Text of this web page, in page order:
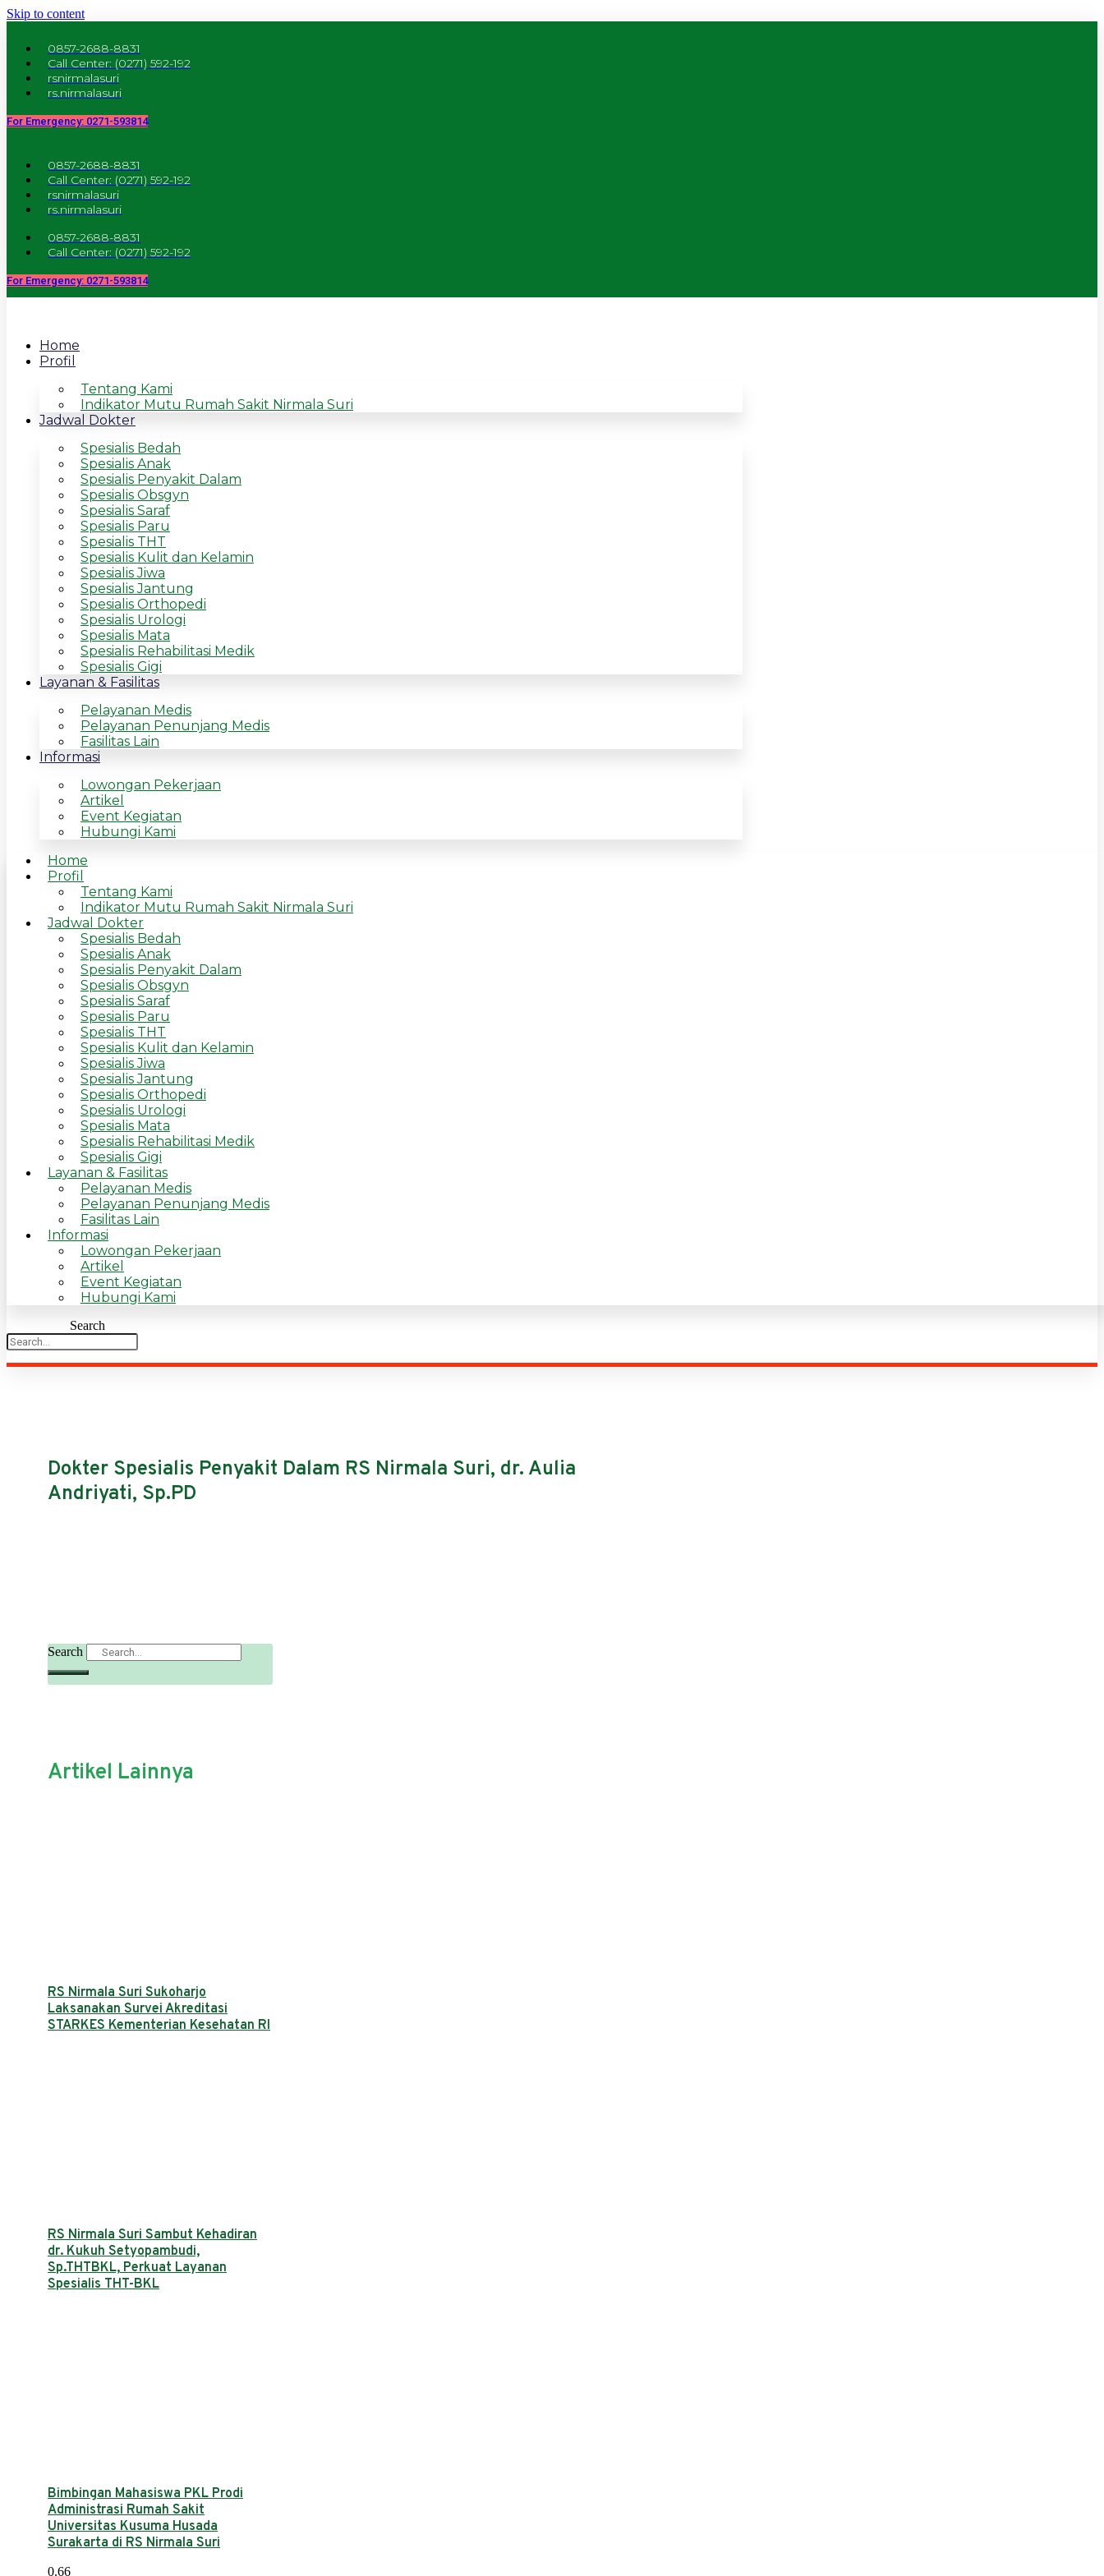
Skip to content
0857-2688-8831
Call Center: (0271) 592-192
rsnirmalasuri
rs.nirmalasuri
For Emergency: 0271-593814
0857-2688-8831
Call Center: (0271) 592-192
rsnirmalasuri
rs.nirmalasuri
0857-2688-8831
Call Center: (0271) 592-192
For Emergency: 0271-593814
Home
Profil
Tentang Kami
Indikator Mutu Rumah Sakit Nirmala Suri
Jadwal Dokter
Spesialis Bedah
Spesialis Anak
Spesialis Penyakit Dalam
Spesialis Obsgyn
Spesialis Saraf
Spesialis Paru
Spesialis THT
Spesialis Kulit dan Kelamin
Spesialis Jiwa
Spesialis Jantung
Spesialis Orthopedi
Spesialis Urologi
Spesialis Mata
Spesialis Rehabilitasi Medik
Spesialis Gigi
Layanan & Fasilitas
Pelayanan Medis
Pelayanan Penunjang Medis
Fasilitas Lain
Informasi
Lowongan Pekerjaan
Artikel
Event Kegiatan
Hubungi Kami
Home
Profil
Tentang Kami
Indikator Mutu Rumah Sakit Nirmala Suri
Jadwal Dokter
Spesialis Bedah
Spesialis Anak
Spesialis Penyakit Dalam
Spesialis Obsgyn
Spesialis Saraf
Spesialis Paru
Spesialis THT
Spesialis Kulit dan Kelamin
Spesialis Jiwa
Spesialis Jantung
Spesialis Orthopedi
Spesialis Urologi
Spesialis Mata
Spesialis Rehabilitasi Medik
Spesialis Gigi
Layanan & Fasilitas
Pelayanan Medis
Pelayanan Penunjang Medis
Fasilitas Lain
Informasi
Lowongan Pekerjaan
Artikel
Event Kegiatan
Hubungi Kami
Search
Dokter Spesialis Penyakit Dalam RS Nirmala Suri, dr. Aulia
Andriyati, Sp.PD
Search
Artikel Lainnya
RS Nirmala Suri Sukoharjo
Laksanakan Survei Akreditasi
STARKES Kementerian Kesehatan RI
RS Nirmala Suri Sambut Kehadiran
dr. Kukuh Setyopambudi,
Sp.THTBKL, Perkuat Layanan
Spesialis THT-BKL
Bimbingan Mahasiswa PKL Prodi
Administrasi Rumah Sakit
Universitas Kusuma Husada
Surakarta di RS Nirmala Suri